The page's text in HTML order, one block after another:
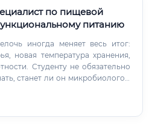
по пищевой
питанию
иногда меняет весь итог:
новая температура хранения,
Студенту не обязательно
станет ли он микробиологом
попробовать лабораторные